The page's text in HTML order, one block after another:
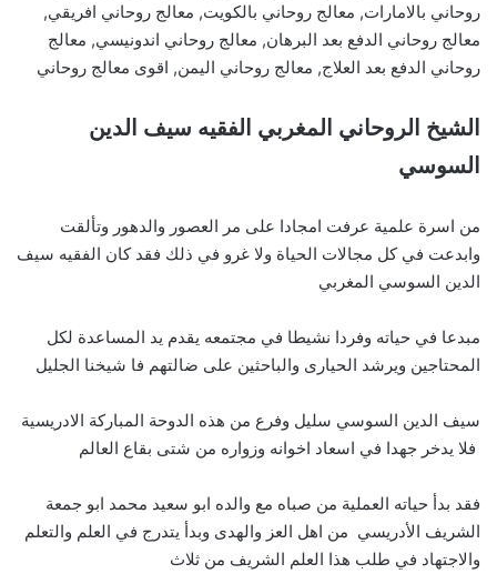
روحاني بالامارات, معالج روحاني بالكويت, معالج روحاني افريقي,
معالج روحاني الدفع بعد البرهان, معالج روحاني اندونيسي, معالج
روحاني الدفع بعد العلاج, معالج روحاني اليمن, اقوى معالج روحاني
الشيخ الروحاني المغربي الفقيه سيف الدين
السوسي
من اسرة علمية عرفت امجادا على مر العصور والدهور وتألقت
وابدعت في كل مجالات الحياة ولا غرو في ذلك فقد كان الفقيه سيف
الدين السوسي المغربي
مبدعا في حياته وفردا نشيطا في مجتمعه يقدم يد المساعدة لكل
المحتاجين ويرشد الحيارى والباحثين على ضالتهم فا شيخنا الجليل
سيف الدين السوسي سليل وفرع من هذه الدوحة المباركة الادريسية
فلا يدخر جهدا في اسعاد اخوانه وزواره من شتى بقاع العالم
فقد بدأ حياته العملية من صباه مع والده ابو سعيد محمد ابو جمعة
الشريف الأدريسي من اهل العز والهدى وبدأ يتدرج في العلم والتعلم
والاجتهاد في طلب هذا العلم الشريف من ثلاث